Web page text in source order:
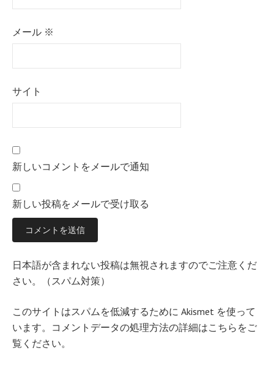
メール ※
サイト
新しいコメントをメールで通知
新しい投稿をメールで受け取る
日本語が含まれない投稿は無視されますのでご注意くだ
さい。（スパム対策）
このサイトはスパムを低減するために Akismet を使って
います。 コメントデータの処理方法の詳細はこちらをご
覧ください。